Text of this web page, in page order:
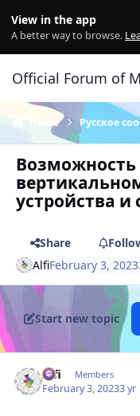
View in the app
A better way to browse.
Official Forum of
Home Русское
Возможность
устройства и
Share
AlfiFebruary 3, 2023
Start new topic
Alfi Members
February 3, 20233 yr